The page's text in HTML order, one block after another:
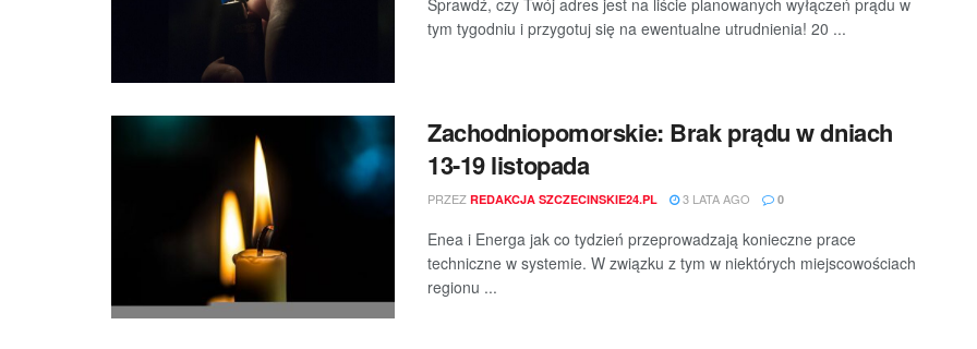
tym tygodniu i przygotuj się na ewentualne utrudnienia! 20 ...
Zachodniopomorskie: Brak prądu w dniach
13-19 listopada
PRZEZ REDAKCJA SZCZECINSKIE24.PL 3 LATA AGO 0
Enea i Energa jak co tydzień przeprowadzają konieczne prace
techniczne w systemie. W związku z tym w niektórych miejscowościach
regionu ...